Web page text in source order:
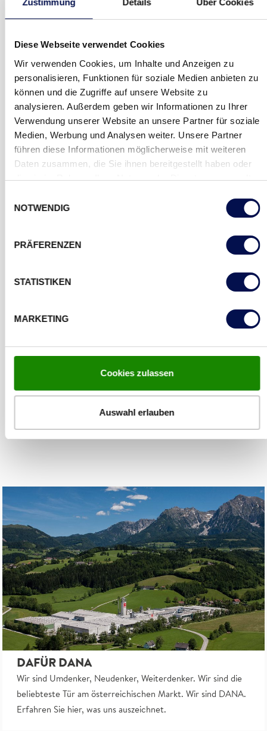
Zustimmung Details Über Cookies
Diese Webseite verwendet Cookies
Wir verwenden Cookies, um Inhalte und Anzeigen zu
personalisieren, Funktionen für soziale Medien anbieten zu
können und die Zugriffe auf unsere Website zu
analysieren. Außerdem geben wir Informationen zu Ihrer
Verwendung unserer Website an unsere Partner für soziale
Medien, Werbung und Analysen weiter. Unsere Partner
führen diese Informationen möglicherweise mit weiteren
Daten zusammen, die Sie ihnen bereitgestellt haben oder
die sie im Rahmen Ihrer Nutzung der Dienste gesammelt
NOTWENDIG
PRÄFERENZEN
STATISTIKEN
MARKETING
Cookies zulassen
Auswahl erlauben
entwickeln, die das Leben unserer Kunden
nachhaltig beeinflussen und auch zukünftige
Erwartungen übertreffen.
EINHALTUNG UNSERER VERSPRECHEN
Wir halten unser Wort. Denn Verlässlichkeit ist ein
an, jede Zusage bewusst zu treffen.
Innovationen und unsere gesamte Branche voran –
und Mitarbeiter.
DAFÜR DANA
Wir sind Umdenker, Neudenker, Weiterdenker. Wir sind die
beliebteste Tür am österreichischen Markt. Wir sind DANA.
Erfahren Sie hier, was uns auszeichnet.